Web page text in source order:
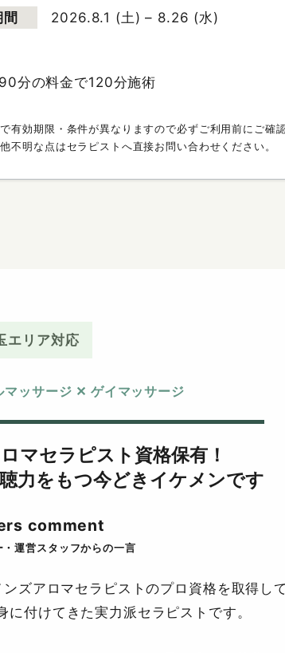
間 2026.8.1 (土) – 8.26 (水)
分の料金で120分施術
有効期限・条件が異なりますので必ずご利用前にご確認
不明な点はセラピストへ直接お問い合わせください。
エリア対応
マッサージ ✕ ゲイマッサージ
マセラピスト資格保有！
力をもつ今どきイケメンです
comment
ズアロマセラピストのプロ資格を取得し
に付けてきた実力派セラピストです。